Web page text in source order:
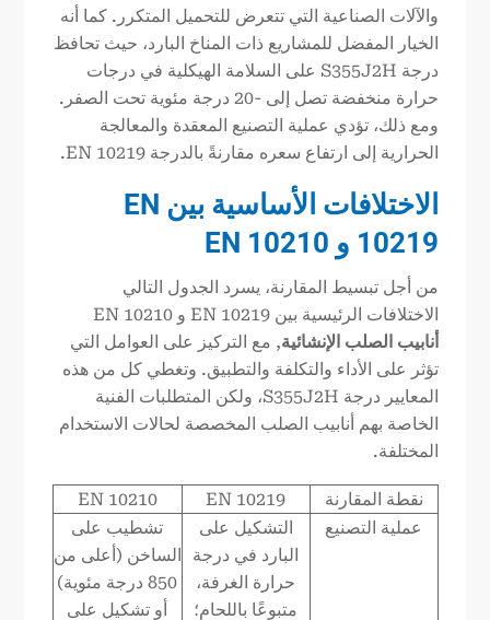
والآلات الصناعية التي تتعرض للتحميل المتكرر. كما أنه
الخيار المفضل للمشاريع ذات المناخ البارد، حيث تحافظ
درجة S355J2H على السلامة الهيكلية في درجات
حرارة منخفضة تصل إلى -20 درجة مئوية تحت الصفر.
ومع ذلك، تؤدي عملية التصنيع المعقدة والمعالجة
الحرارية إلى ارتفاع سعره مقارنةً بالدرجة EN 10219.
الاختلافات الأساسية بين EN
10219 و EN 10210
من أجل تبسيط المقارنة، يسرد الجدول التالي
الاختلافات الرئيسية بين EN 10219 و EN 10210
أنابيب الصلب الإنشائية, مع التركيز على العوامل التي
تؤثر على الأداء والتكلفة والتطبيق. وتغطي كل من هذه
المعايير درجة S355J2H، ولكن المتطلبات الفنية
الخاصة بهم أنابيب الصلب المخصصة لحالات الاستخدام
المختلفة.
نقطة المقارنة EN 10219
EN 10210
عملية التصنيع
التشكيل على
البارد في درجة
حرارة الغرفة،
متبوعًا باللحام؛
تشطيب على
الساخن (أعلى من
850 درجة مئوية)
أو تشكيل على